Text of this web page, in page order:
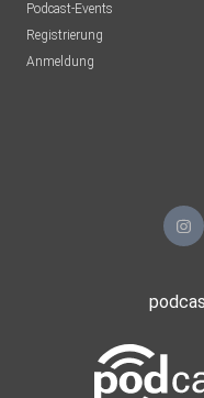
Podcast-Events
Registrierung
Anmeldung